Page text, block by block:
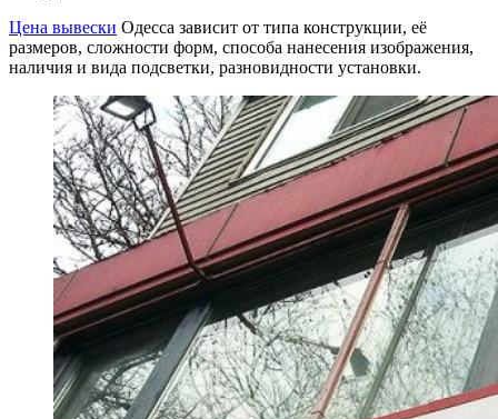
Цена вывески Одесса зависит от типа конструкции, её
размеров, сложности форм, способа нанесения изображения,
наличия и вида подсветки, разновидности установки.